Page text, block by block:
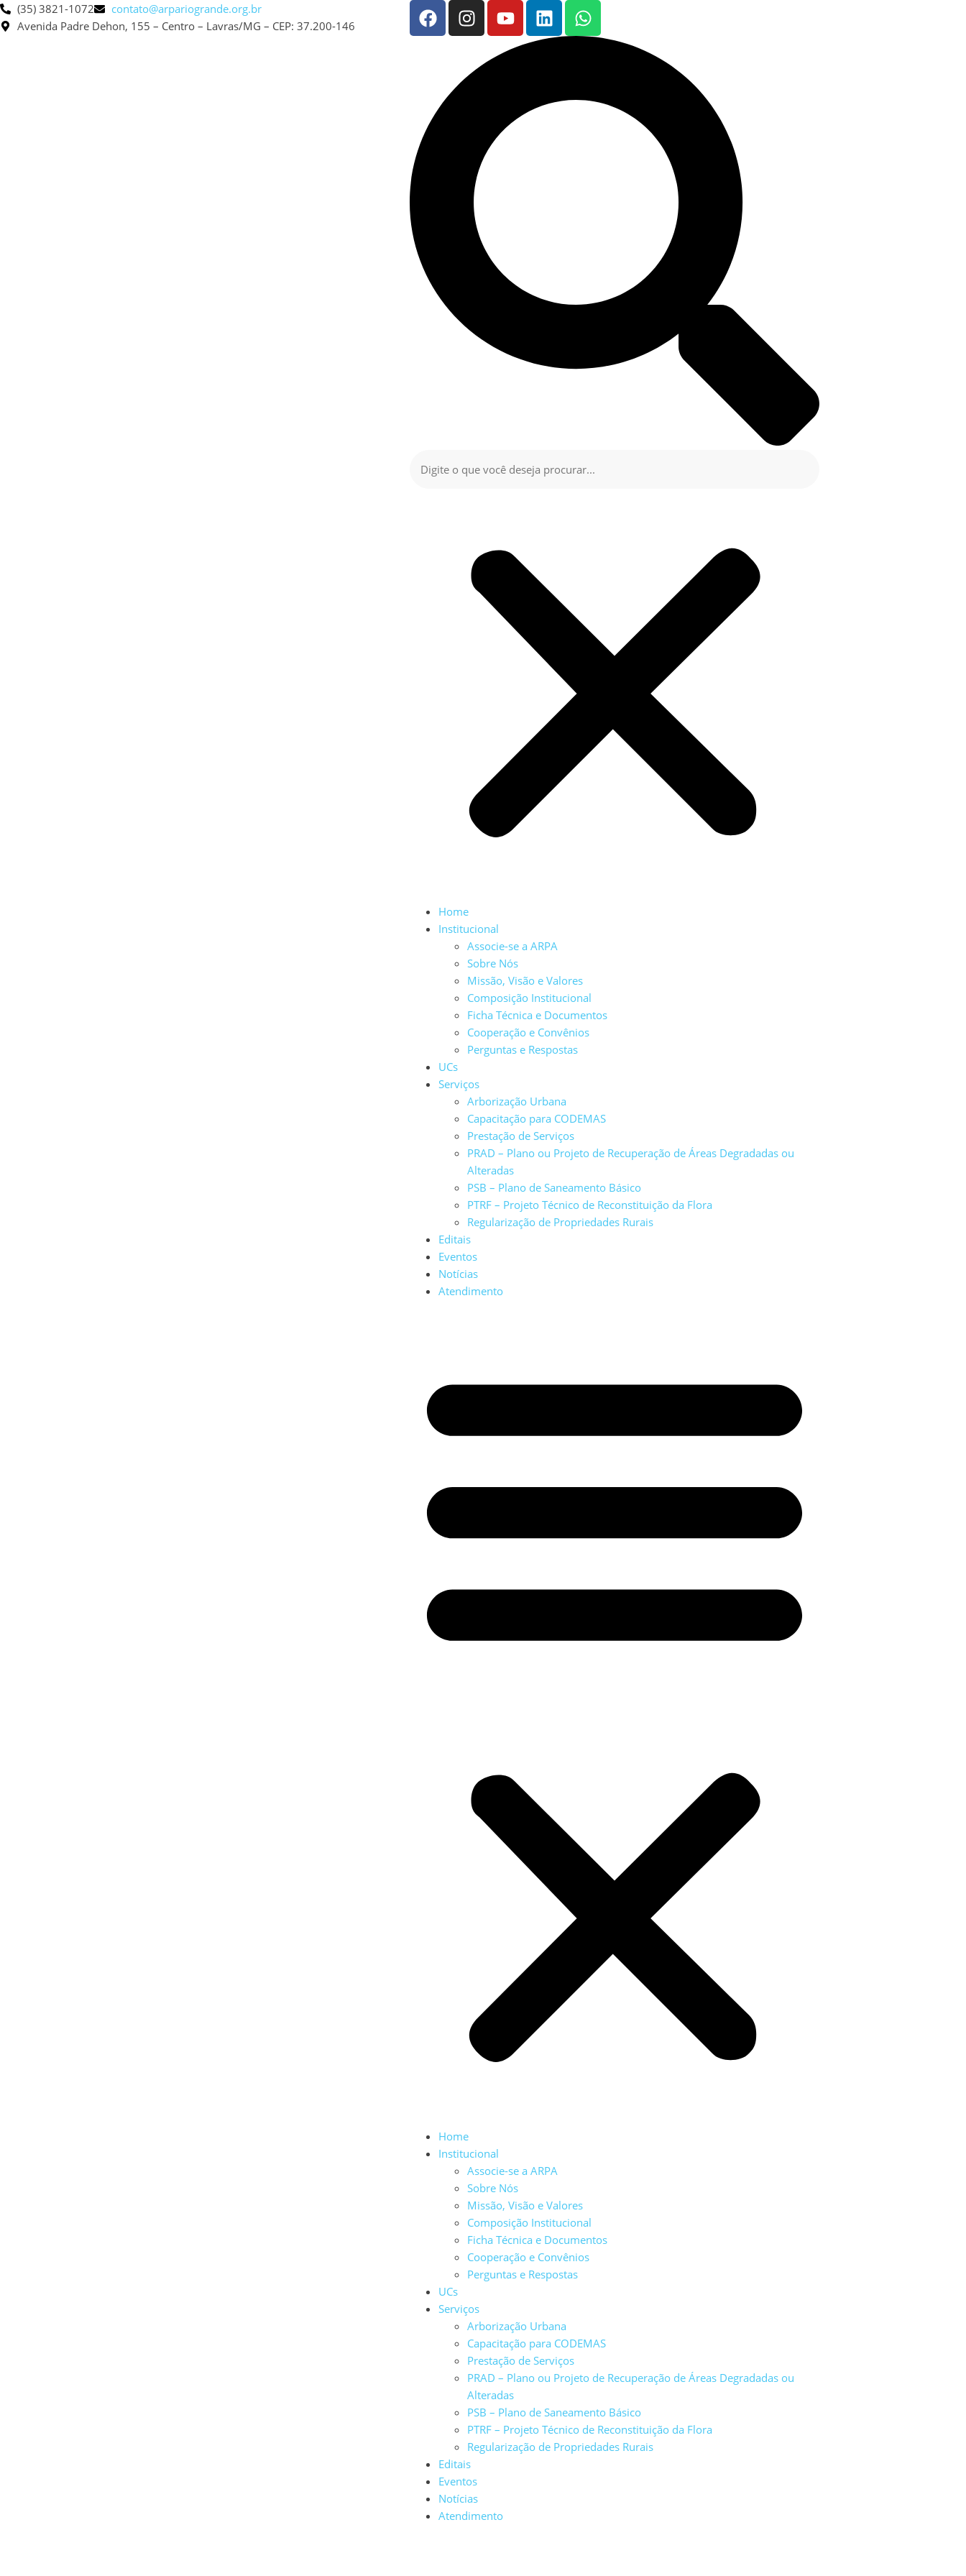
(35) 3821-1072
contato@arpariogrande.org.br
Avenida Padre Dehon, 155 – Centro – Lavras/MG – CEP: 37.200-146
Home
Institucional
Associe-se a ARPA
Sobre Nós
Missão, Visão e Valores
Composição Institucional
Ficha Técnica e Documentos
Cooperação e Convênios
Perguntas e Respostas
UCs
Serviços
Arborização Urbana
Capacitação para CODEMAS
Prestação de Serviços
PRAD – Plano ou Projeto de Recuperação de Áreas Degradadas ou
Alteradas
PSB – Plano de Saneamento Básico
PTRF – Projeto Técnico de Reconstituição da Flora
Regularização de Propriedades Rurais
Editais
Eventos
Notícias
Atendimento
Home
Institucional
Associe-se a ARPA
Sobre Nós
Missão, Visão e Valores
Composição Institucional
Ficha Técnica e Documentos
Cooperação e Convênios
Perguntas e Respostas
UCs
Serviços
Arborização Urbana
Capacitação para CODEMAS
Prestação de Serviços
PRAD – Plano ou Projeto de Recuperação de Áreas Degradadas ou
Alteradas
PSB – Plano de Saneamento Básico
PTRF – Projeto Técnico de Reconstituição da Flora
Regularização de Propriedades Rurais
Editais
Eventos
Notícias
Atendimento